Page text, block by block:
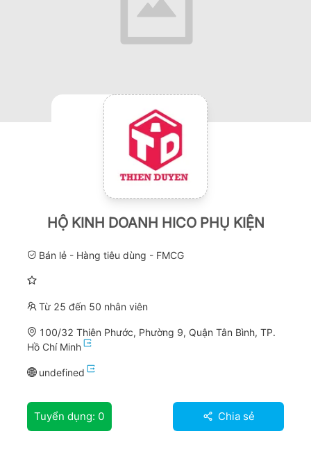
HỘ KINH DOANH HICO PHỤ KIỆN
Bán lẻ - Hàng tiêu dùng - FMCG
Từ 25 đến 50 nhân viên
100/32 Thiên Phước, Phường 9, Quận Tân Bình, TP.
Hồ Chí Minh
undefined
Tuyển dụng: 0 Chia sẻ